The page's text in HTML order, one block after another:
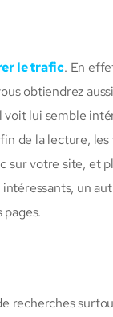
le trafic. En
obtiendrez
voit lui semble
de la lecture,
sur votre site, et
un
recherches